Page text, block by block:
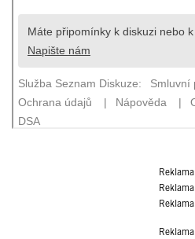
Reklama
Reklama
Reklama
Reklama